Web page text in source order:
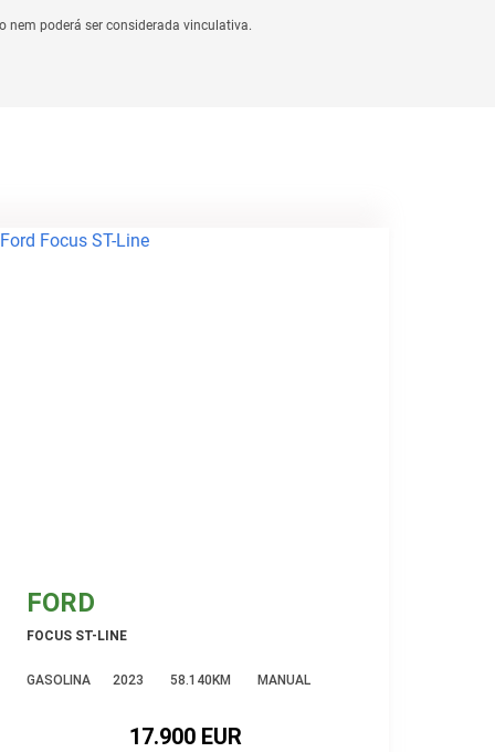
nem poderá ser considerada vinculativa.
FORD
FOCUS ST-LINE
GASOLINA 2023 58.140KM MANUAL
17.900 EUR